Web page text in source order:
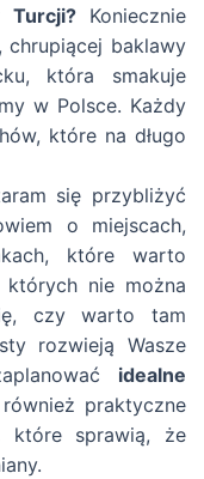
Koniecznie
chrupiącej baklawy
która smakuje
w Polsce. Każdy
które na długo
się przybliżyć
o miejscach,
które warto
których nie można
czy warto tam
rozwieją Wasze
idealne
praktyczne
które sprawią, że